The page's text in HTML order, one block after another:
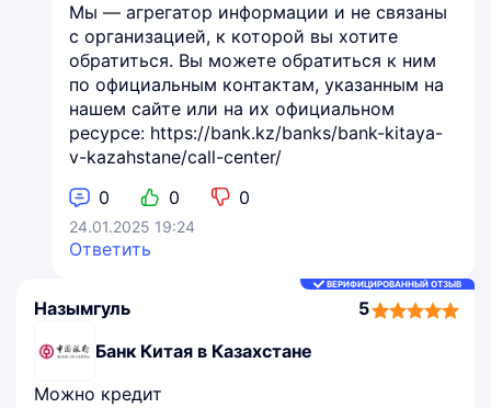
Мы — агрегатор информации и не связаны
с организацией, к которой вы хотите
обратиться. Вы можете обратиться к ним
по официальным контактам, указанным на
нашем сайте или на их официальном
ресурсе: https://bank.kz/banks/bank-kitaya-
v-kazahstane/call-center/
0
0 0
24.01.2025 19:24
Ответить
Назымгуль
Банк Китая в Казахстане
ВЕРИФИЦИРОВАННЫЙ ОТЗЫВ
5
5,0
Можно кредит